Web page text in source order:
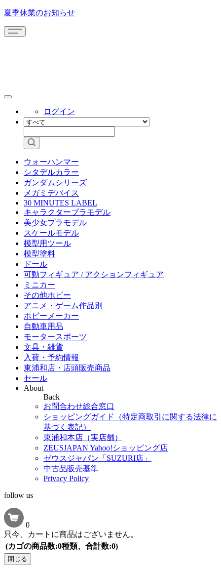
夏季休業のお知らせ
ログイン
ウォーハンマー
シタデルカラー
ガンダムシリーズ
メガミデバイス
30 MINUTES LABEL
キャラクタープラモデル
美少女プラモデル
スケールモデル
模型用ツール
模型塗料
ドール
可動フィギュア / アクションフィギュア
ミニカー
その他ホビー
アニメ・ゲーム作品別
ホビーメーカー
自動車用品
モータースポーツ
文具・雑貨
入荷・予約情報
東浦和店・店頭販売商品
セール
About
Back
お問合わせ総合窓口
ショッピングガイド（特定商取引に関する法律に
基づく表記）
東浦和本店（実店舗）
ZEUSJAPAN Yahoo!ショッピング店
ゼウスジャパン「SUZURI店」
中古品販売基準
Privacy Policy
follow us
0
只今、カートに商品はございません。
(カゴの商品数:0種類、合計数:0)
閉じる